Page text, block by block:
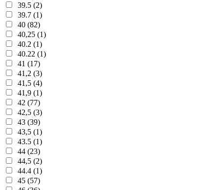
39.5 (2)
39.7 (1)
40 (82)
40,25 (1)
40.2 (1)
40.22 (1)
41 (17)
41,2 (3)
41,5 (4)
41,9 (1)
42 (77)
42,5 (3)
43 (39)
43,5 (1)
43.5 (1)
44 (23)
44,5 (2)
44.4 (1)
45 (57)